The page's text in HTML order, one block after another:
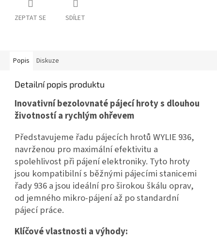
ZEPTAT SE SDÍLET
Popis Diskuze
Detailní popis produktu
Inovativní bezolovnaté pájecí hroty s dlouhou
životností a rychlým ohřevem
Představujeme řadu pájecích hrotů WYLIE 936,
navrženou pro maximální efektivitu a
spolehlivost při pájení elektroniky. Tyto hroty
jsou kompatibilní s běžnými pájecími stanicemi
řady 936 a jsou ideální pro širokou škálu oprav,
od jemného mikro-pájení až po standardní
pájecí práce.
Klíčové vlastnosti a výhody: